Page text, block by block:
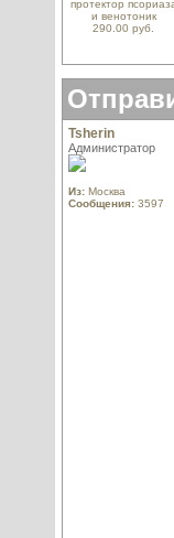
протектор
и венотоник
290.00 руб.
Tsherin
Администратор
Из: Москва
Сообщения: 3597